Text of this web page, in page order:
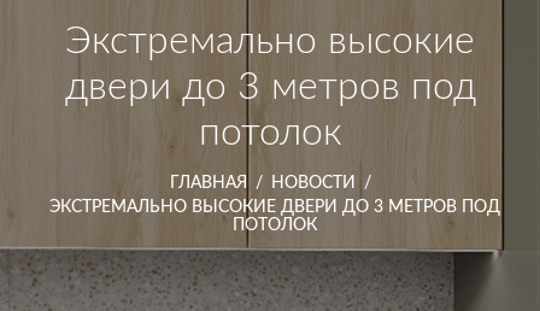
Экстремально высокие
двери до 3 метров под
потолок
ГЛАВНАЯ / НОВОСТИ
/
ЭКСТРЕМАЛЬНО ВЫСОКИЕ ДВЕРИ ДО 3 МЕТРОВ ПОД
ПОТОЛОК